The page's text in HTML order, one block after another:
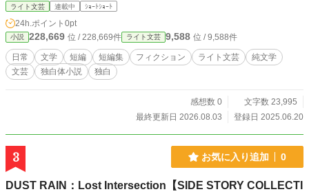
ライト文芸 連載中 ｼｮｰﾄｼｮｰﾄ
24h.ポイント 0pt
小説 228,669 位 / 228,669件 ライト文芸 9,588 位 / 9,588件
日常 文学 短編 短編集 フィクション ライト文芸
純文学
文芸
独白体小説 独白
感想数 0
文字数 23,995
最終更新日 2026.08.03
登録日 2025.06.20
3 お気に入り追加 0
DUST RAIN：Lost Intersection【SIDE STORY COLLECTI